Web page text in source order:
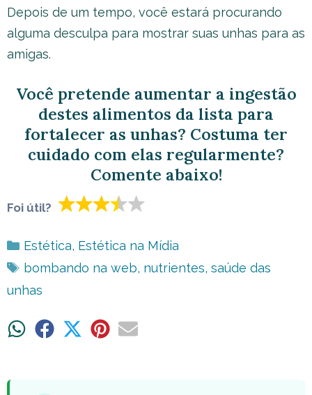
Depois de um tempo, você estará procurando
alguma desculpa para mostrar suas unhas para as
amigas.
Você pretende aumentar a ingestão
destes alimentos da lista para
fortalecer as unhas? Costuma ter
cuidado com elas regularmente?
Comente abaixo!
Foi útil?
Categorias
Estética, Estética na Mídia
Tags
bombando na web, nutrientes, saúde das
unhas
ShareShare ShareShareShare